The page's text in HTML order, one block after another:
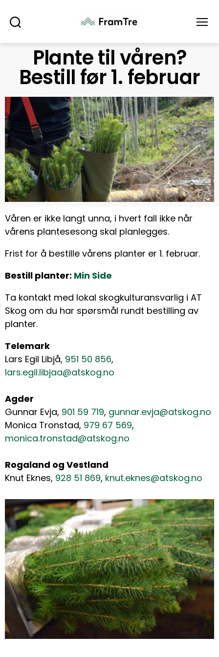
Plante til våren?
Bestill før 1. februar
Våren er ikke langt unna, i hvert fall ikke når
vårens plantesesong skal planlegges.
Frist for å bestille vårens planter er 1. februar.
Bestill planter: Min Side
Ta kontakt med lokal skogkulturansvarlig i AT
Skog om du har spørsmål rundt bestilling av
planter.
Telemark
Lars Egil Libjå, 951 50 856,
lars.egil.libjaa@atskog.no
Agder
Gunnar Evja, 901 59 719, gunnar.evja@atskog.no
Monica Tronstad, 979 67 569,
monica.tronstad@atskog.no
Rogaland og Vestland
Knut Eknes, 928 51 869, knut.eknes@atskog.no